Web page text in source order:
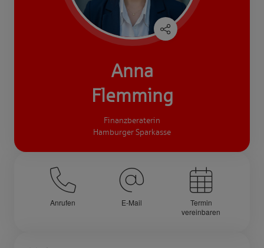
Anna
Flemming
Finanzberaterin
Hamburger Sparkasse
Anrufen E-Mail
Termin
vereinbaren